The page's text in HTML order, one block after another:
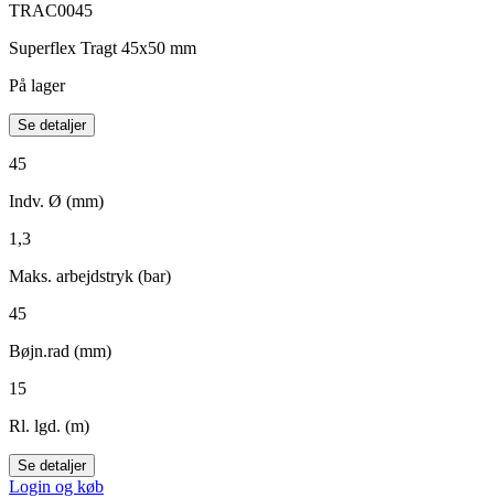
TRAC0045
Superflex Tragt 45x50 mm
På lager
Se detaljer
45
Indv. Ø (mm)
1,3
Maks. arbejdstryk (bar)
45
Bøjn.rad (mm)
15
Rl. lgd. (m)
Se detaljer
Login og køb